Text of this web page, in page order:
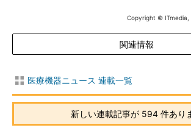
Copyright © ITmedia,
関連情報
医療機器ニュース 連載一覧
新しい連載記事が 594 件あり